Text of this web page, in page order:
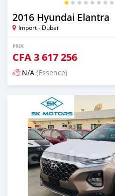
2016 Hyundai Elantra
Import - Dubai
PRIX
CFA3 617 256
N/A (Essence)
Publié il y a presque 6 ans